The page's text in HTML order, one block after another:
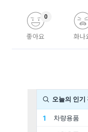
좋아요
0
화나